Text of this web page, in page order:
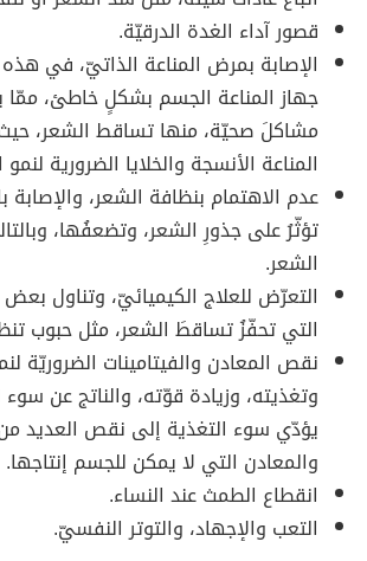
قصور آداء الغدة الدرقيّة.
الإصابة بمرض المناعة الذاتيّ، في
جهاز المناعة الجسم بشكلٍ خاطئ،
مشاكلَ صحيّة، منها تساقط الشعر،
المناعة الأنسجة والخلايا الضرورية
عدم الاهتمام بنظافة الشعر، والإصابة
تؤثّرُ على جذورِ الشعر، وتضعفُها،
الشعر.
التعرّض للعلاج الكيميائيّ، وتناول بعض
التي تحفّزُ تساقطَ الشعر، مثل حبوب
نقص المعادن والفيتامينات الضروريّة
وتغذيته، وزيادة قوّته، والناتج عن
يؤدّي سوء التغذية إلى نقص العديد من
والمعادن التي لا يمكن للجسم إنتاجها.
انقطاع الطمث عند النساء.
التعب والإجهاد، والتوتر النفسيّ.